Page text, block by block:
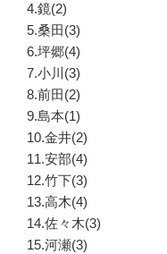
4.鏡(2)
5.桑田(3)
6.坪郷(4)
7.小川(3)
8.前田(2)
9.島本(1)
10.金井(2)
11.安部(4)
12.竹下(3)
13.高木(4)
14.佐々木(3)
15.河瀬(3)